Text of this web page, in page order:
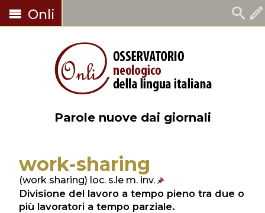
Onli
Parole nuove dai giornali
work-sharing
(work sharing) loc. s.le m. inv.
Divisione del lavoro a tempo pieno tra due o
più lavoratori a tempo parziale.